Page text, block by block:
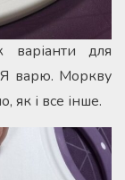
для
Я варю. Моркву
як і все інше.